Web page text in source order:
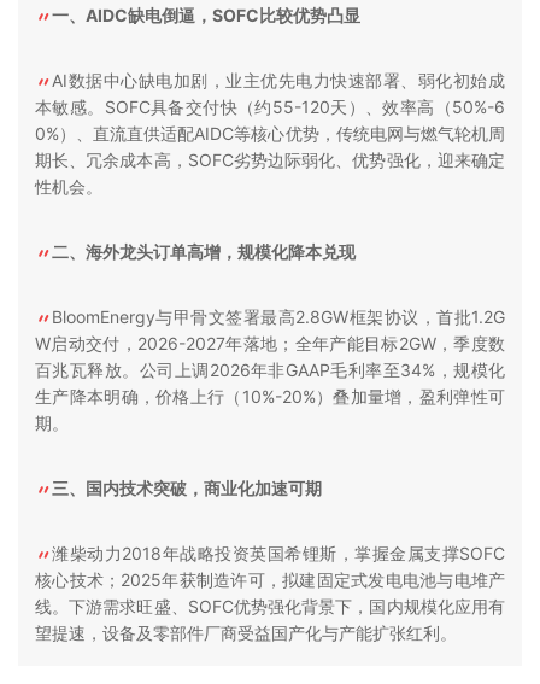
一、AIDC缺电倒逼，SOFC比较优势凸显
AI数据中心缺电加剧，业主优先电力快速部署、弱化初始成
本敏感。SOFC具备交付快（约55-120天）、效率高（50%-6
0%）、直流直供适配AIDC等核心优势，传统电网与燃气轮机周
期长、冗余成本高，SOFC劣势边际弱化、优势强化，迎来确定
性机会。
二、海外龙头订单高增，规模化降本兑现
BloomEnergy与甲骨文签署最高2.8GW框架协议，首批1.2G
W启动交付，2026-2027年落地；全年产能目标2GW，季度数
百兆瓦释放。公司上调2026年非GAAP毛利率至34%，规模化
生产降本明确，价格上行（10%-20%）叠加量增，盈利弹性可
期。
三、国内技术突破，商业化加速可期
潍柴动力2018年战略投资英国希锂斯，掌握金属支撑SOFC
核心技术；2025年获制造许可，拟建固定式发电电池与电堆产
线。下游需求旺盛、SOFC优势强化背景下，国内规模化应用有
望提速，设备及零部件厂商受益国产化与产能扩张红利。